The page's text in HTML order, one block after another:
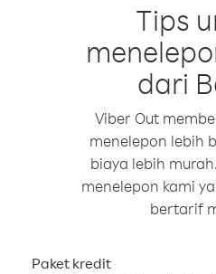
Tips
dari
Viber Out
menelepon lebih
biaya lebih
menelepon kami
bertarif
Paket kredit